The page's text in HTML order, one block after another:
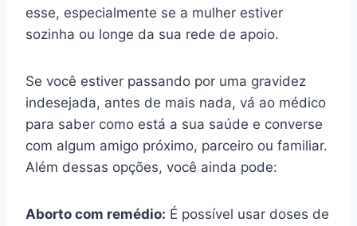
esse, especialmente se a mulher estiver
sozinha ou longe da sua rede de apoio.
Se você estiver passando por uma gravidez
indesejada, antes de mais nada, vá ao médico
para saber como está a sua saúde e converse
com algum amigo próximo, parceiro ou familiar.
Além dessas opções, você ainda pode:
Aborto com remédio: É possível usar doses de